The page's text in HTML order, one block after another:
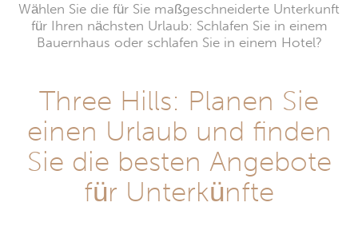
Wählen Sie die für Sie maßgeschneiderte Unterkunft
für Ihren nächsten Urlaub: Schlafen Sie in einem
Bauernhaus oder schlafen Sie in einem Hotel?
Three Hills: Planen Sie
einen Urlaub und finden
Sie die besten Angebote
für Unterkünfte